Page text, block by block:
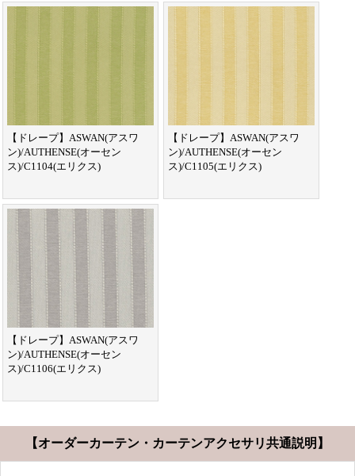
【ドレープ】ASWAN(アスワ
ン)/AUTHENSE(オーセン
ス)/C1104(エリクス)
【ドレープ】ASWAN(アスワ
ン)/AUTHENSE(オーセン
ス)/C1105(エリクス)
【ドレープ】ASWAN(アスワ
ン)/AUTHENSE(オーセン
ス)/C1106(エリクス)
【オーダーカーテン・カーテンアクセサリ共通説明】